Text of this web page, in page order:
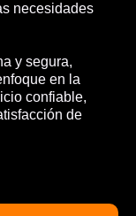
necesidades
y segura,
en la
confiable,
de